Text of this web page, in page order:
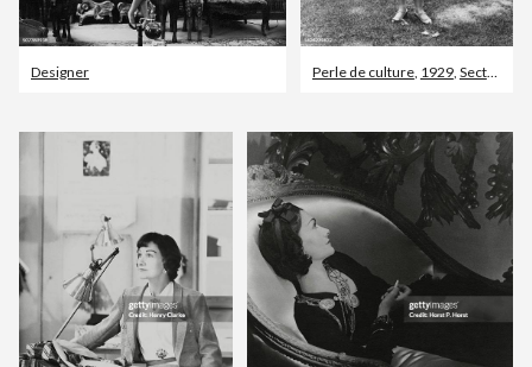
Designer Perle de culture, 1929, Secteur de la mode